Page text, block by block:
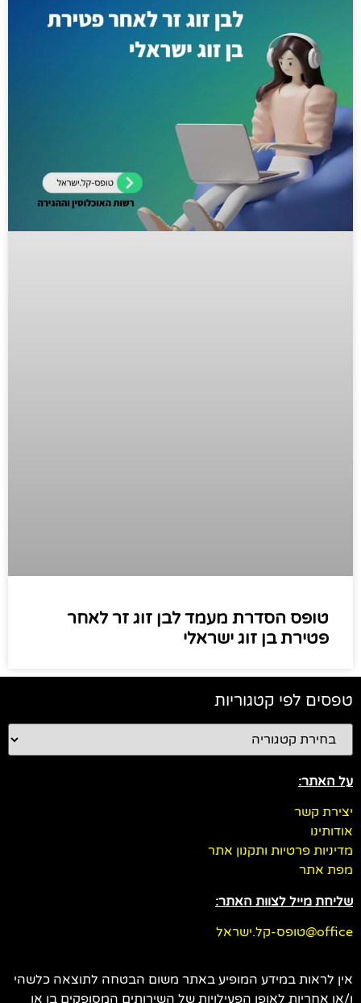
טופס הסדרת מעמד לבן זוג זר לאחר
פטירת בן זוג ישראלי
טפסים לפי קטגוריות
על האתר:
יצירת קשר
אודותינו
מדיניות פרטיות ותקנון אתר
מפת אתר
שליחת מייל לצוות האתר:
office@טופס-קל.ישראל
אין לראות במידע המופיע באתר משום הבטחה לתוצאה כלשהי
ו/או אחריות לאופן הפעילויות של השירותים המסופקים בו או